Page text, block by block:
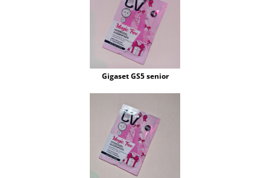
Gigaset GS5 senior